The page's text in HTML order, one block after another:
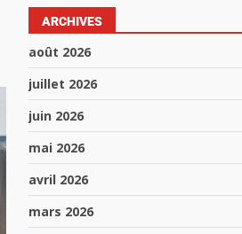
ARCHIVES
août 2026
juillet 2026
juin 2026
mai 2026
avril 2026
mars 2026